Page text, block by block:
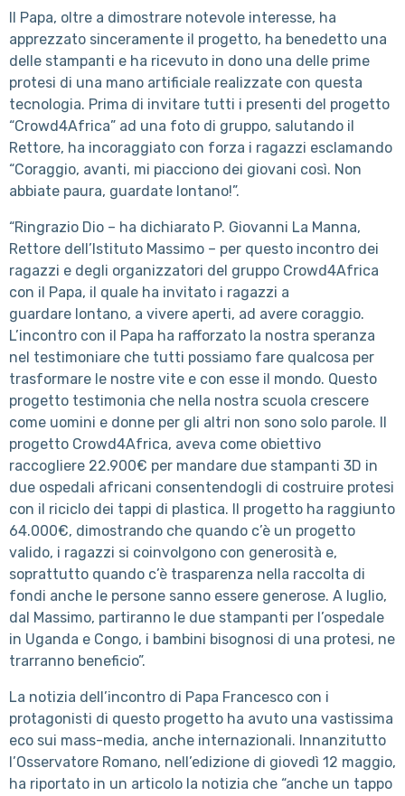
Il Papa, oltre a dimostrare notevole interesse, ha
apprezzato sinceramente il progetto, ha benedetto una
delle stampanti e ha ricevuto in dono una delle prime
protesi di una mano artificiale realizzate con questa
tecnologia. Prima di invitare tutti i presenti del progetto
“Crowd4Africa” ad una foto di gruppo, salutando il
Rettore, ha incoraggiato con forza i ragazzi esclamando
“Coraggio, avanti, mi piacciono dei giovani così. Non
abbiate paura, guardate lontano!”.
“Ringrazio Dio – ha dichiarato P. Giovanni La Manna,
Rettore dell’Istituto Massimo – per questo incontro dei
ragazzi e degli organizzatori del gruppo Crowd4Africa
con il Papa, il quale ha invitato i ragazzi a
guardare lontano, a vivere aperti, ad avere coraggio.
L’incontro con il Papa ha rafforzato la nostra speranza
nel testimoniare che tutti possiamo fare qualcosa per
trasformare le nostre vite e con esse il mondo. Questo
progetto testimonia che nella nostra scuola crescere
come uomini e donne per gli altri non sono solo parole. Il
progetto Crowd4Africa, aveva come obiettivo
raccogliere 22.900€ per mandare due stampanti 3D in
due ospedali africani consentendogli di costruire protesi
con il riciclo dei tappi di plastica. Il progetto ha raggiunto
64.000€, dimostrando che quando c’è un progetto
valido, i ragazzi si coinvolgono con generosità e,
soprattutto quando c’è trasparenza nella raccolta di
fondi anche le persone sanno essere generose. A luglio,
dal Massimo, partiranno le due stampanti per l’ospedale
in Uganda e Congo, i bambini bisognosi di una protesi, ne
trarranno beneficio”.
La notizia dell’incontro di Papa Francesco con i
protagonisti di questo progetto ha avuto una vastissima
eco sui mass-media, anche internazionali. Innanzitutto
l’Osservatore Romano, nell’edizione di giovedì 12 maggio,
ha riportato in un articolo la notizia che “anche un tappo